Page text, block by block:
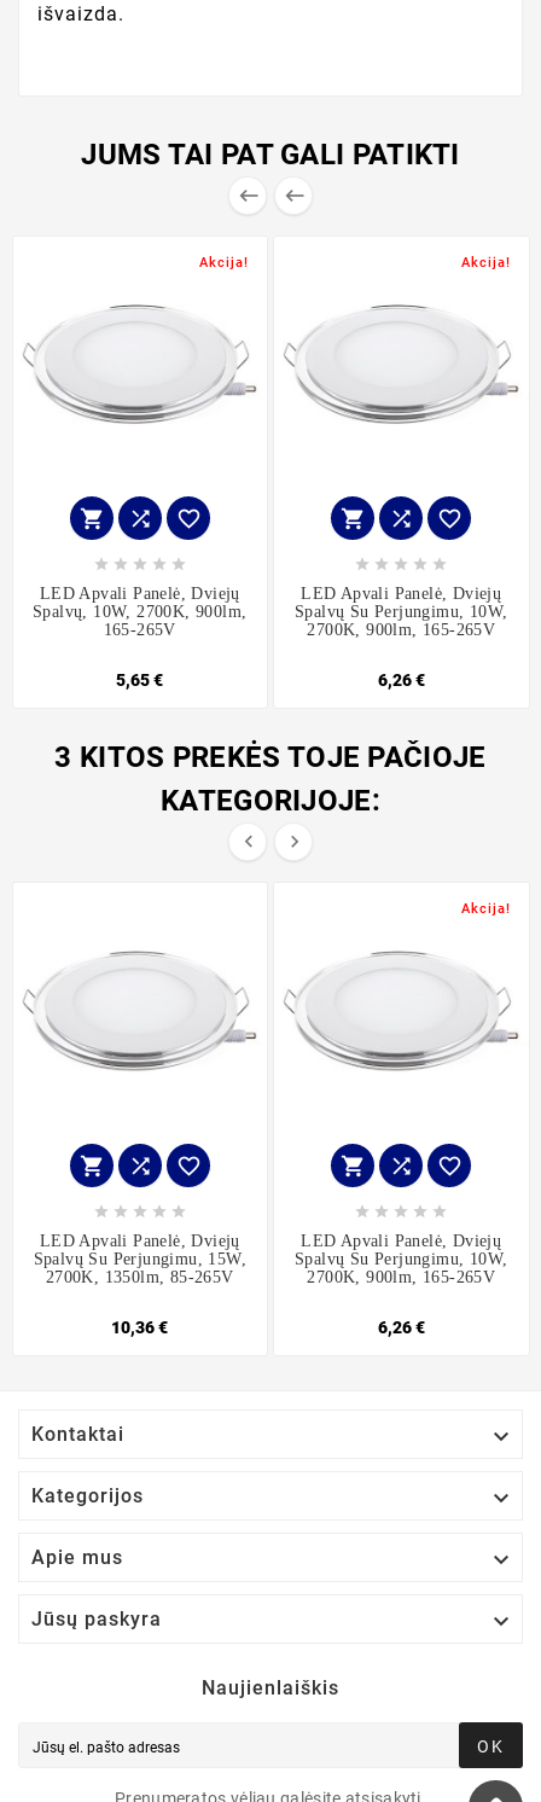
išvaizda.
JUMS TAI PAT GALI PATIKTI
 
Akcija!
  
    
LED Apvali Panelė, Dviejų
Spalvų, 10W, 2700K, 900lm,
165-265V
5,65 €
Akcija!
  
    
LED Apvali Panelė, Dviejų
Spalvų Su Perjungimu, 10W,
2700K, 900lm, 165-265V
6,26 €
3 KITOS PREKĖS TOJE PAČIOJE
KATEGORIJOJE:
 
  
    
LED Apvali Panelė, Dviejų
Spalvų Su Perjungimu, 15W,
2700K, 1350lm, 85-265V
10,36 €
Akcija!
  
    
LED Apvali Panelė, Dviejų
Spalvų Su Perjungimu, 10W,
2700K, 900lm, 165-265V
6,26 €
Kontaktai 
Kategorijos 
Apie mus 
Jūsų paskyra 
Naujienlaiškis
OK